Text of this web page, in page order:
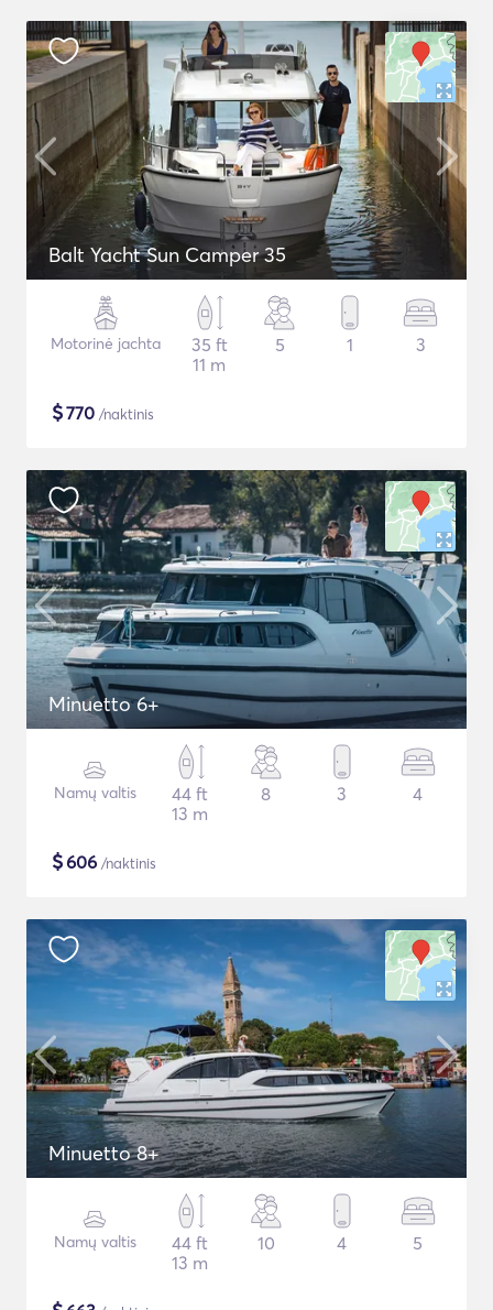
Balt Yacht Sun Camper 35
Motorinė jachta
35 ft
11 m
5 1 3
$770 /naktinis
Minuetto 6+
Namų valtis
44 ft
13 m
8 3 4
$606 /naktinis
Minuetto 8+
Namų valtis
44 ft
13 m
10 4 5